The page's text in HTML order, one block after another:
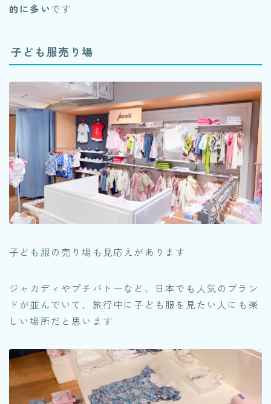
的に多いです
子ども服売り場
子ども服の売り場も見応えがあります
ジャカディやプチバトーなど、日本でも人気のブラン
ドが並んでいて、旅行中に子ども服を見たい人にも楽
しい場所だと思います